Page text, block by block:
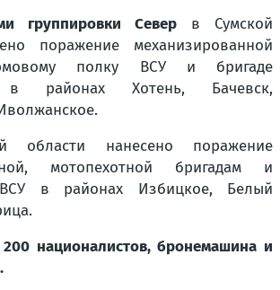
группировки Север в Сумской
поражение механизированной
полку ВСУ и бригаде
в районах Хотень, Бачевск,
области нанесено поражение
мотопехотной бригадам и
в районах Избицкое, Белый
националистов, бронемашина и